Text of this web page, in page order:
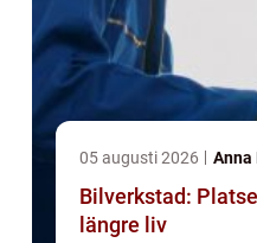
05 augusti 2026 Anna
Bilverkstad:
längre liv